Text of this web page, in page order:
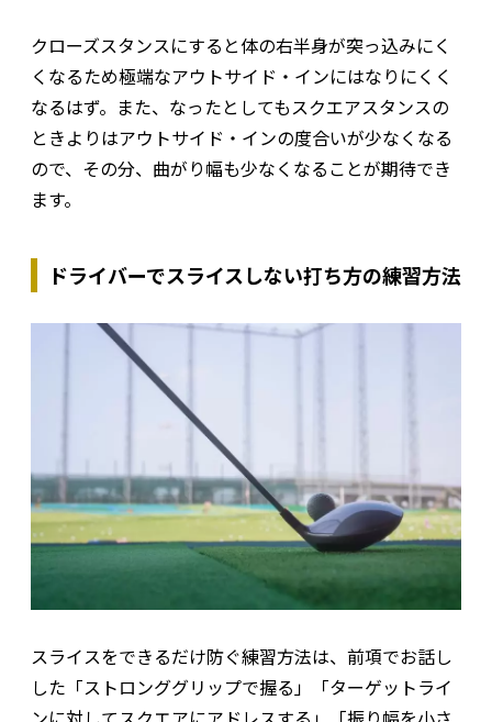
クローズスタンスにすると体の右半身が突っ込みにく
くなるため極端なアウトサイド・インにはなりにくく
なるはず。また、なったとしてもスクエアスタンスの
ときよりはアウトサイド・インの度合いが少なくなる
ので、その分、曲がり幅も少なくなることが期待でき
ます。
ドライバーでスライスしない打ち方の練習方法
スライスをできるだけ防ぐ練習方法は、前項でお話し
した「ストロンググリップで握る」「ターゲットライ